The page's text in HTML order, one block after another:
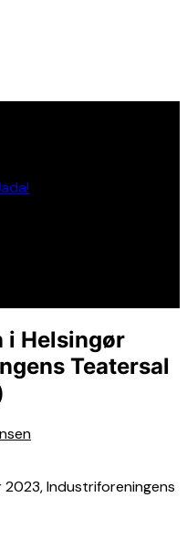
i Helsingør
Teatersal